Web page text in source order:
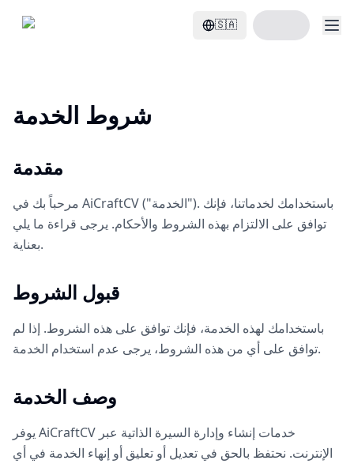
🇸🇦
ابدأ ببناء السيرة الذاتية
شروط الخدمة
مقدمة
مرحباً بك في AiCraftCV ("الخدمة"). باستخدامك لخدماتنا، فإنك
توافق على الالتزام بهذه الشروط والأحكام. يرجى قراءة ما يلي
بعناية.
قبول الشروط
باستخدامك لهذه الخدمة، فإنك توافق على هذه الشروط. إذا لم
توافق على أي من هذه الشروط، يرجى عدم استخدام الخدمة.
وصف الخدمة
يوفر AiCraftCV خدمات إنشاء وإدارة السيرة الذاتية عبر
الإنترنت. نحتفظ بالحق في تعديل أو تعليق أو إنهاء الخدمة في أي